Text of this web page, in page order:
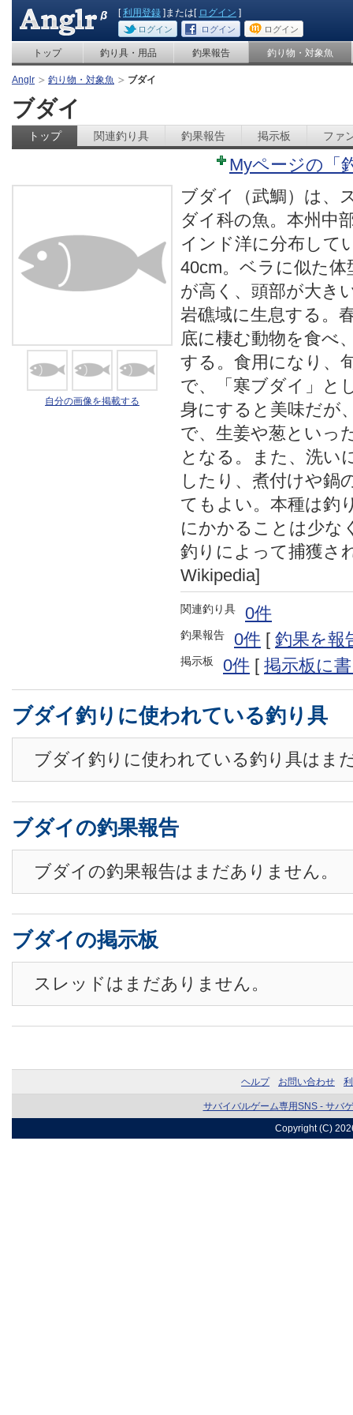
[利用登録 ]または[ ログイン ]
ログイン ログイン ログイン
トップ 釣り具・用品 釣果報告 釣り物・対象魚
Anglr 釣り物・対象魚 ブダイ
ブダイ
トップ 関連釣り具 釣果報告 掲示板 ファ
Myページの「
自分の画像を掲載する
ブダイ（武鯛）は、
ダイ科の魚。本州中
インド洋に分布して
40cm。ベラに似た
が高く、頭部が大き
岩礁域に生息する。
底に棲む動物を食べ
する。食用になり、
で、「寒ブダイ」と
身にすると美味だが
で、生姜や葱といっ
となる。また、洗い
したり、煮付けや鍋
てもよい。本種は釣
にかかることは少な
釣りによって捕獲さ
Wikipedia]
関連釣り具 0件
釣果報告 0件 [ 釣果を報
掲示板 0件 [ 掲示板に
ブダイ釣りに使われている釣り具
ブダイ釣りに使われている釣り具はま
ブダイの釣果報告
ブダイの釣果報告はまだありません。
ブダイの掲示板
スレッドはまだありません。
ヘルプ お問い合わせ
サバイバルゲーム専用SNS - サバ
Copyright (C)